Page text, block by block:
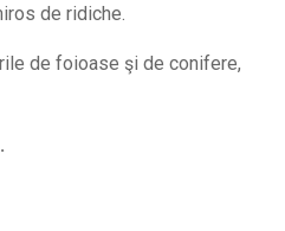
de ridiche.
de foioase şi de conifere,